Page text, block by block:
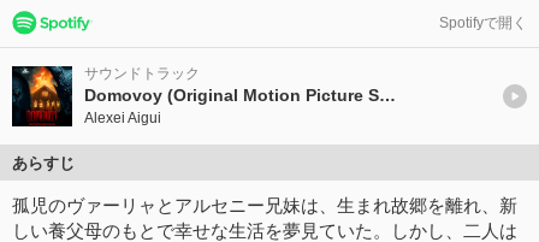
Spotifyで開く
サウンドトラック
Domovoy (Original Motion Picture Soundtrack)
Alexei Aigui
あらすじ
孤児のヴァーリャとアルセニー兄妹は、生まれ故郷を離れ、新
しい養父母のもとで幸せな生活を夢見ていた。しかし、二人は